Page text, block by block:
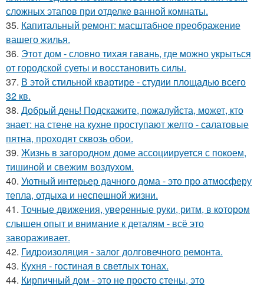
сложных этапов при отделке ванной комнаты.
35. Капитальный ремонт: масштабное преображение
вашего жилья.
36. Этот дом - словно тихая гавань, где можно укрыться
от городской суеты и восстановить силы.
37. В этой стильной квартире - студии площадью всего
32 кв.
38. Добрый день! Подскажите, пожалуйста, может, кто
знает: на стене на кухне проступают желто - салатовые
пятна, проходят сквозь обои.
39. Жизнь в загородном доме ассоциируется с покоем,
тишиной и свежим воздухом.
40. Уютный интерьер дачного дома - это про атмосферу
тепла, отдыха и неспешной жизни.
41. Точные движения, уверенные руки, ритм, в котором
слышен опыт и внимание к деталям - всё это
завораживает.
42. Гидроизоляция - залог долговечного ремонта.
43. Кухня - гостиная в светлых тонах.
44. Кирпичный дом - это не просто стены, это